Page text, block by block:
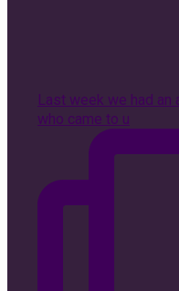
Last week we had an
who came to u